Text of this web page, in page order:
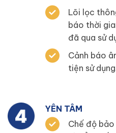
Lõi lọc
báo thời
đã qua sử
Cảnh báo
tiện sử
YÊN TÂM
Chế độ